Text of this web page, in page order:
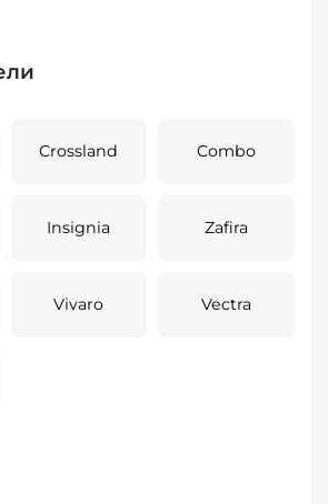
Crossland Combo
Insignia Zafira
Vivaro Vectra